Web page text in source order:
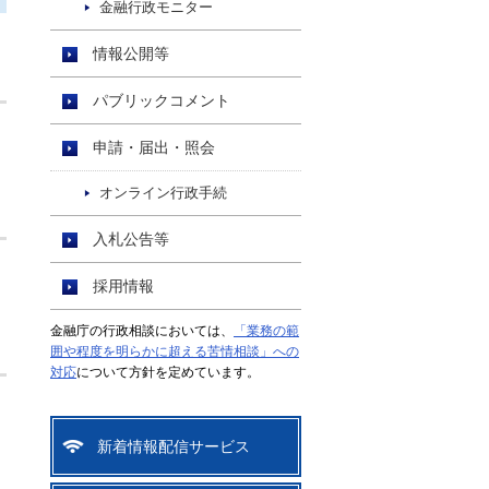
金融行政モニター
情報公開等
パブリックコメント
申請・届出・照会
オンライン行政手続
入札公告等
採用情報
金融庁の行政相談においては、
「業務の範
囲や程度を明らかに超える苦情相談」への
対応について方針を定めています。
新着情報配信サービス